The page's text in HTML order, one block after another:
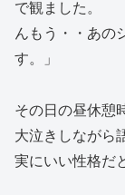
で観ました。
んもう・・あの
す。」
その日の昼休憩
大泣きしながら
実にいい性格